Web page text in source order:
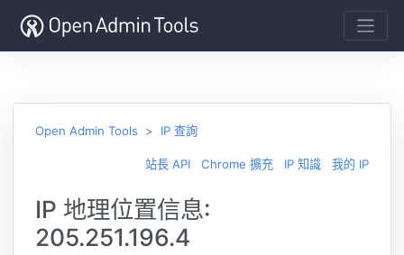
Open Admin Tools IP 查詢
站長 API Chrome 擴充 IP 知識 我的 IP
IP 地理位置信息:
205.251.196.4